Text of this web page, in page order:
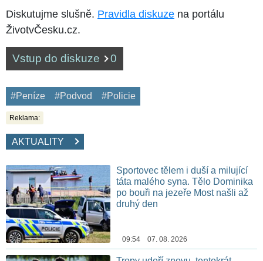
Diskutujme slušně. Pravidla diskuze na portálu
ŽivotvČesku.cz.
Vstup do diskuze 0
#Peníze #Podvod #Policie
Reklama:
AKTUALITY
Sportovec tělem i duší a milující
táta malého syna. Tělo Dominika
po bouři na jezeře Most našli až
druhý den
09:54 07. 08. 2026